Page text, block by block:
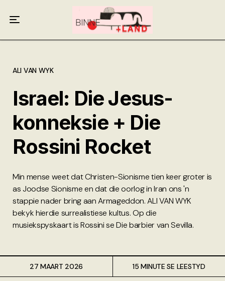
ALI VAN WYK
Israel: Die Jesus-
konneksie + Die
Rossini Rocket
Min mense weet dat Christen-Sionisme tien keer groter is
as Joodse Sionisme en dat die oorlog in Iran ons 'n
stappie nader bring aan Armageddon. ALI VAN WYK
bekyk hierdie surrealistiese kultus. Op die
musiekspyskaart is Rossini se Die barbier van Sevilla.
27 MAART 2026 15 MINUTE SE LEESTYD
Meer oor ons
Anneliese Burgess
Ali van Wyk
Piet Croucamp
Willem Kempen
Gas + Poste
Kop + Knoper